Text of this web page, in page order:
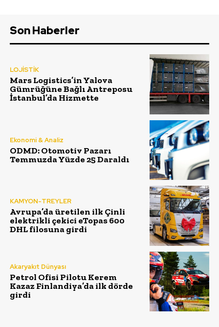
Son Haberler
LOJİSTİK
Mars Logistics’in Yalova
Gümrüğüne Bağlı Antreposu
İstanbul’da Hizmette
Ekonomi & Analiz
ODMD: Otomotiv Pazarı
Temmuzda Yüzde 25 Daraldı
KAMYON-TREYLER
Avrupa’da üretilen ilk Çinli
elektrikli çekici eTopas 600
DHL filosuna girdi
Akaryakıt Dünyası
Petrol Ofisi Pilotu Kerem
Kazaz Finlandiya’da ilk dörde
girdi